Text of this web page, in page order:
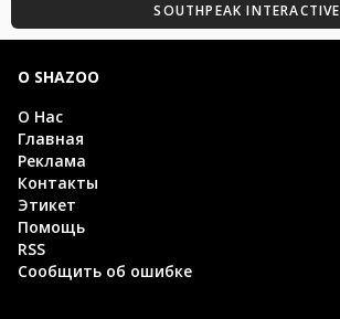
SOUTHPEAK INTERACTIVE
О SHAZOO
О Нас
Главная
Реклама
Контакты
Этикет
Помощь
RSS
Сообщить об ошибке